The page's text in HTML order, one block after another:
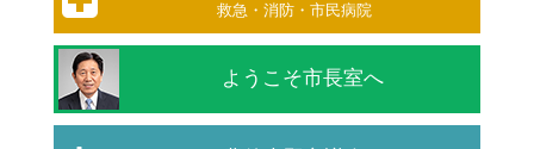
救急・消防・市民病院
ようこそ市長室へ